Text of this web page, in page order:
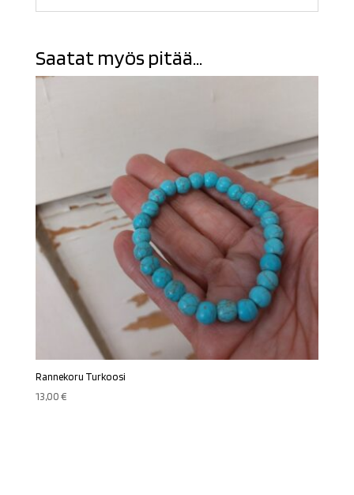
Saatat myös pitää...
Rannekoru Turkoosi
13,00€